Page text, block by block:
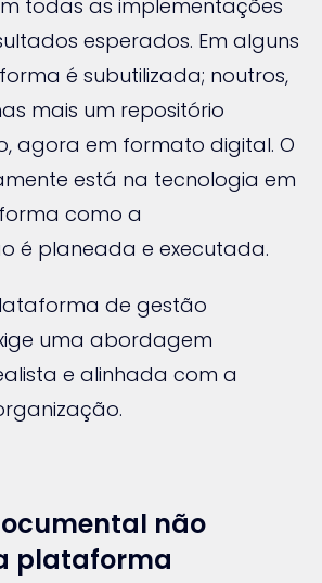
todas as implementações
esperados. Em alguns
é subutilizada; noutros,
mais um repositório
agora em formato digital. O
está na tecnologia em
como a
é planeada e executada.
de gestão
uma abordagem
e alinhada com a
não
plataforma